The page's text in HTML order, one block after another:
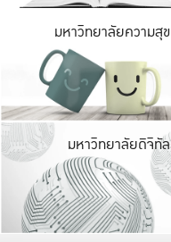
มหาวิทยาลัยความสุข
มหาวิทยาลัยดิจิทัล